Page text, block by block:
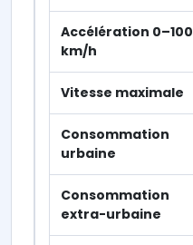
Accélération 0–100
km/h
Vitesse maximale
Consommation
urbaine
Consommation
extra-urbaine